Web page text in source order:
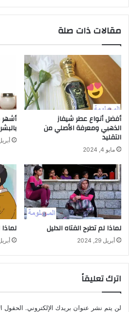
مقالات ذات صلة
أفضل أنواع عطر شيفاز
الذهبي ومعرفة الأصلي من
التقليد
مايو 4, 2024
أشهر
أبريل 30,
لماذا لم تطرح الفتاه الدليل
أبريل 29, 2024 أبريل 24,
اترك تعليقاً
لن يتم نشر عنوان بريدك الإلكتروني. الحقول